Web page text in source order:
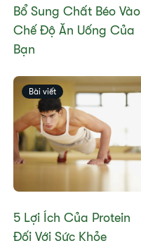
Bổ Sung Chất Béo Vào
Chế Độ Ăn Uống Của
Bạn
Bài viết
​​5 Lợi Ích Của Protein
Đối Với Sức Khỏe​